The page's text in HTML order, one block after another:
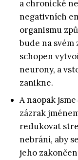
a chronické
negativních
organismu
bude na
schopen
neurony, a
zanikne.
A naopak
zázrak
redukovat
nebrání, aby
jeho